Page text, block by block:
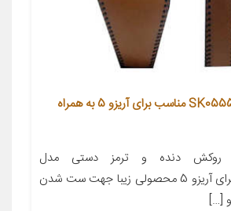
روکش دنده مدل SK0555 مناسب برای آریزو 5 به همراه
روکش دنده و ترمز دستی مدل
Sk0555مناسب برای آریزو 5 محصولی زیبا جهت ست شدن
[…]